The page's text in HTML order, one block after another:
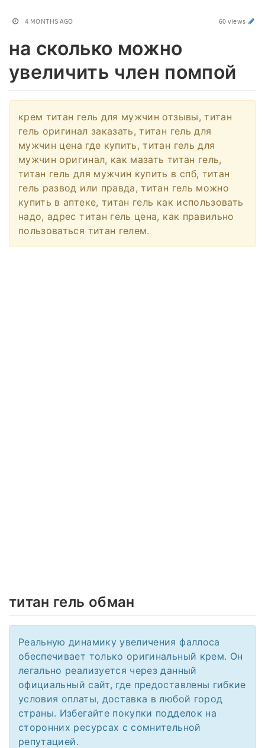
4 MONTHS AGO 60 views
на сколько можно
увеличить член помпой
крем титан гель для мужчин отзывы, титан
гель оригинал заказать, титан гель для
мужчин цена где купить, титан гель для
мужчин оригинал, как мазать титан гель,
титан гель для мужчин купить в спб, титан
гель развод или правда, титан гель можно
купить в аптеке, титан гель как использовать
надо, адрес титан гель цена, как правильно
пользоваться титан гелем.
титан гель обман
Реальную динамику увеличения фаллоса
обеспечивает только оригинальный крем. Он
легально реализуется через данный
официальный сайт, где предоставлены гибкие
условия оплаты, доставка в любой город
страны. Избегайте покупки подделок на
сторонних ресурсах с сомнительной
репутацией.